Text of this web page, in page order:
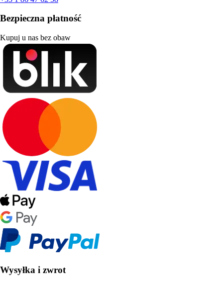
Bezpieczna płatność
Kupuj u nas bez obaw
Wysyłka i zwrot